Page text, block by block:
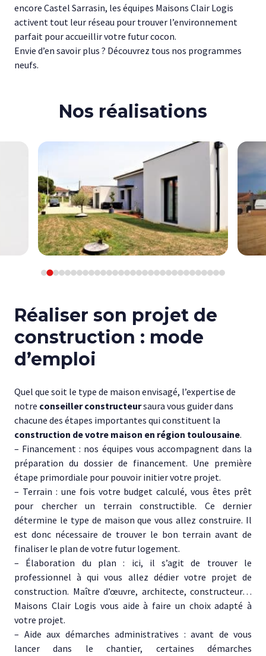
encore Castel Sarrasin, les équipes Maisons Clair Logis
activent tout leur réseau pour trouver l’environnement
parfait pour accueillir votre futur cocon.
Envie d’en savoir plus ? Découvrez tous nos programmes
neufs.
Nos réalisations
Réaliser son projet de
construction : mode
d’emploi
Quel que soit le type de maison envisagé, l’expertise de
notre conseiller constructeursaura vous guider dans
chacune des étapes importantes qui constituent la
construction de votre maison en région toulousaine.
– Financement : nos équipes vous accompagnent dans la
préparation du dossier de financement. Une première
étape primordiale pour pouvoir initier votre projet.
– Terrain : une fois votre budget calculé, vous êtes prêt
pour chercher un terrain constructible. Ce dernier
détermine le type de maison que vous allez construire. Il
est donc nécessaire de trouver le bon terrain avant de
finaliser le plan de votre futur logement.
– Élaboration du plan : ici, il s’agit de trouver le
professionnel à qui vous allez dédier votre projet de
construction. Maître d’œuvre, architecte, constructeur…
Maisons Clair Logis vous aide à faire un choix adapté à
votre projet.
– Aide aux démarches administratives : avant de vous
lancer dans le chantier, certaines démarches